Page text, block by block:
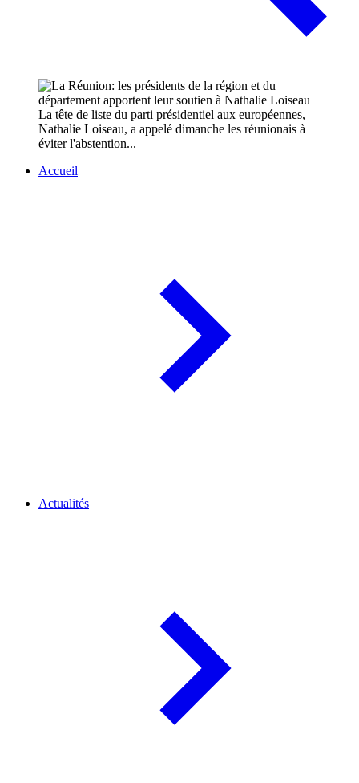
La tête de liste du parti présidentiel aux européennes,
Nathalie Loiseau, a appelé dimanche les réunionais à
éviter l'abstention...
Accueil
Actualités